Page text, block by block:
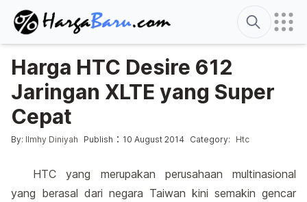
Search
Harga HTC Desire 612
Jaringan XLTE yang Super
Cepat
Posted by
By: Ilmhy Diniyah Publish : 10 August 2014Posted in
Category: Htc
HTC yang merupakan perusahaan multinasional
yang berasal dari negara Taiwan kini semakin gencar